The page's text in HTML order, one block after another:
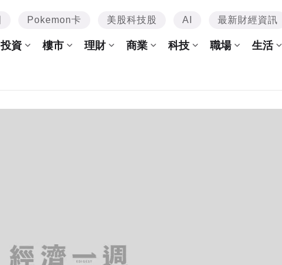
Pokemon卡 美股科技股 AI 最新財經資訊
投資 樓市 理財 商業 科技 職場 生活